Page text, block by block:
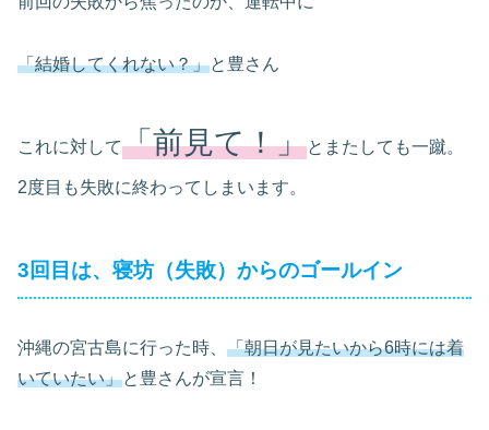
「結婚してくれない？」と豊さん
これに対して「前見て！」とまたしても一蹴。
2度目も失敗に終わってしまいます。
3回目は、寝坊（失敗）からのゴールイン
沖縄の宮古島に行った時、 「朝日が見たいから6時には着
いていたい」と豊さんが宣言！